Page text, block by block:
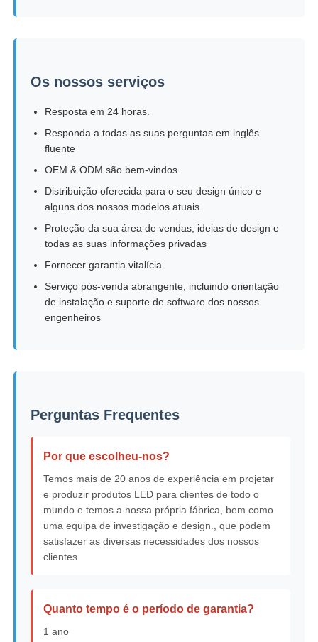
Os nossos serviços
Resposta em 24 horas.
Responda a todas as suas perguntas em inglês
fluente
OEM & ODM são bem-vindos
Distribuição oferecida para o seu design único e
alguns dos nossos modelos atuais
Proteção da sua área de vendas, ideias de design e
todas as suas informações privadas
Fornecer garantia vitalícia
Serviço pós-venda abrangente, incluindo orientação
de instalação e suporte de software dos nossos
engenheiros
Perguntas Frequentes
Por que escolheu-nos?
Temos mais de 20 anos de experiência em projetar
e produzir produtos LED para clientes de todo o
mundo.e temos a nossa própria fábrica, bem como
uma equipa de investigação e design., que podem
satisfazer as diversas necessidades dos nossos
clientes.
Quanto tempo é o período de garantia?
1 ano